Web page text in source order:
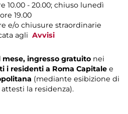
10.00 - 20.00; chiuso lunedì
19.00
e/o chiusure straordinarie
agli Avvisi
ingresso gratuito nei
i residenti a Roma Capitale e
(mediante esibizione di
la residenza).